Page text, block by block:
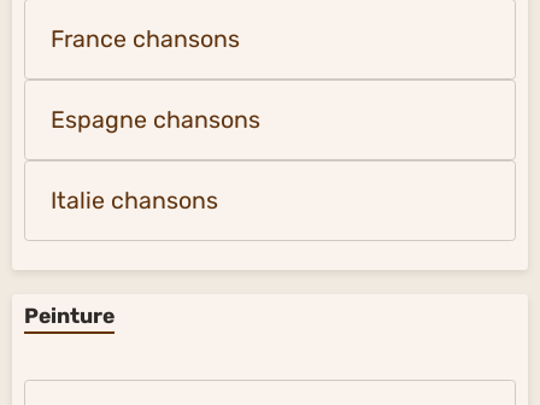
France chansons
Espagne chansons
Italie chansons
Peinture